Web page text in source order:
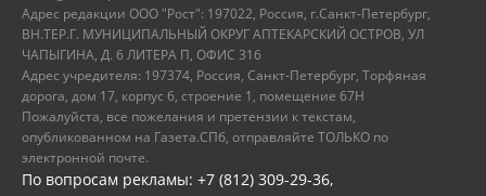
Адрес редакции ООО "Рост": 197022, Россия, г.Санкт-Петербург,
ВН.ТЕР.Г. МУНИЦИПАЛЬНЫЙ ОКРУГ АПТЕКАРСКИЙ ОСТРОВ, УЛ
ЧАПЫГИНА, Д. 6 ЛИТЕРА П, ОФИС 316
Адрес учредителя: 197374, Россия, Санкт-Петербург, Торфяная
дорога, дом 17, корпус 6, строение 1, помещение 67Н
Пожалуйста, все пожелания и претензии к текстам,
опубликованном на Газета.СПб, отправляйте ТОЛЬКО по
электронной почте.
По вопросам рекламы: +7 (812) 309-29-36,